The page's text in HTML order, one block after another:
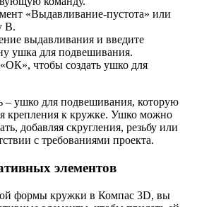
«Выдавливание-пустота» или
B.
выдавливания и введите
ушка для подвешивания.
чтобы создать ушко для
– ушко для подвешивания, которую
крепления к кружке. Ушко можно
добавляя скругления, резьбу или
с требованиями проекта.
элементов
формы кружки в Компас 3D, вы